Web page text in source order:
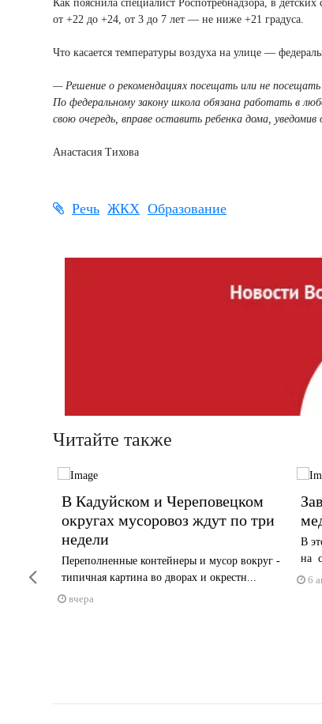
Как пояснила специалист Роспотребнадзора, в
от +22 до +24, от 3 до 7 лет — не ниже +21 градуса.
Что касается температуры воздуха на улице —
— Решение о рекомендациях посещать или не
По федеральному закону школа обязана работать в
свою очередь, вправе оставить ребенка дома, уведомив
Анастасия Тихова
Речь ЖКХ Образование
Читайте также
В Кадуйском и Череповецком
округах мусоровоз ждут по три
недели
Переполненные контейнеры и мусор вокруг -
типичная картина во дворах и окрестн...
вчера
В
на
6